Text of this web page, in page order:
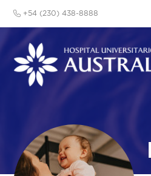
+54 (230) 438-8888